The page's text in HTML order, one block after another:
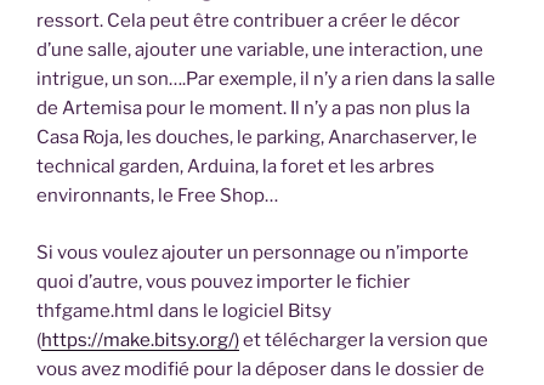
ressort. Cela peut être contribuer a créer le décor
d’une salle, ajouter une variable, une interaction, une
intrigue, un son….Par exemple, il n’y a rien dans la salle
de Artemisa pour le moment. Il n’y a pas non plus la
Casa Roja, les douches, le parking, Anarchaserver, le
technical garden, Arduina, la foret et les arbres
environnants, le Free Shop…
Si vous voulez ajouter un personnage ou n’importe
quoi d’autre, vous pouvez importer le fichier
thfgame.html dans le logiciel Bitsy
(https://make.bitsy.org/)et télécharger la version que
vous avez modifié pour la déposer dans le dossier de